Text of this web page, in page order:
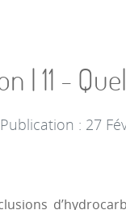
| 11 -
Publication : 27